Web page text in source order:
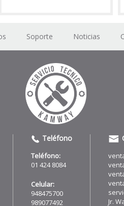
Soporte Noticias
Teléfono
Teléfono:
01 424 8084
Celular:
948475700
989077492
Jr.